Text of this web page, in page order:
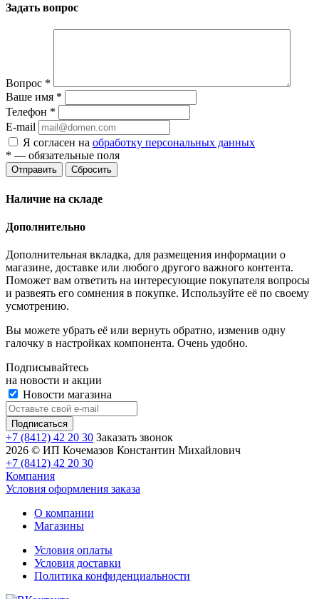
Задать вопрос
Вопрос *
Ваше имя *
Телефон *
E-mail
Я согласен на обработку персональных данных
* — обязательные поля
Отправить Сбросить
Наличие на складе
Дополнительно
Дополнительная вкладка, для размещения информации о
магазине, доставке или любого другого важного контента.
Поможет вам ответить на интересующие покупателя вопросы
и развеять его сомнения в покупке. Используйте её по своему
усмотрению.
Вы можете убрать её или вернуть обратно, изменив одну
галочку в настройках компонента. Очень удобно.
Подписывайтесь
на новости и акции
Новости магазина
+7 (8412) 42 20 30 Заказать звонок
2026 © ИП Кочемазов Константин Михайлович
+7 (8412) 42 20 30
Компания
Условия оформления заказа
О компании
Магазины
Условия оплаты
Условия доставки
Политика конфиденциальности